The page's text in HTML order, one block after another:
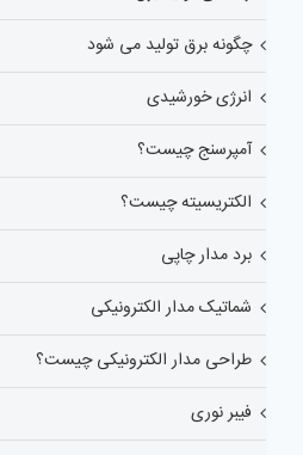
چگونه برق تولید می شود
انرژی خورشیدی
آمپرسنج چیست؟
الکتریسیته چیست؟
برد مدار چاپی
شماتیک مدار الکترونیکی
طراحی مدار الکترونیکی چیست؟
فیبر نوری